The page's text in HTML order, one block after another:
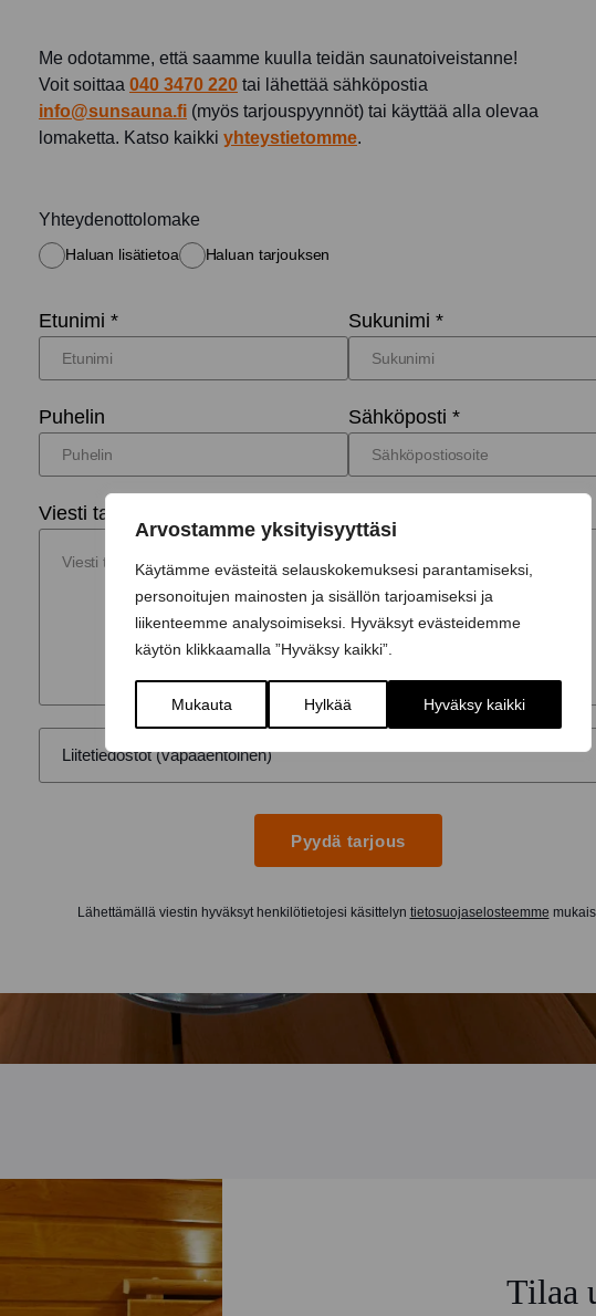
Arvostamme yksityisyyttäsi
Käytämme evästeitä selauskokemuksesi parantamiseksi,
personoitujen mainosten ja sisällön tarjoamiseksi ja
liikenteemme analysoimiseksi. Hyväksyt evästeidemme
käytön klikkaamalla ”Hyväksy kaikki”.
Mukauta Hylkää Hyväksy kaikki
Me odotamme, että saamme kuulla teidän saunatoiveistanne!
Voit soittaa 040 3470 220 tai lähettää sähköpostia
info@sunsauna.fi (myös tarjouspyynnöt) tai käyttää alla olevaa
lomaketta. Katso kaikki yhteystietomme.
Yhteydenottolomake
Haluan lisätietoa Haluan tarjouksen
Etunimi * Sukunimi *
Puhelin Sähköposti *
Viesti tai lisätiedot...
Pyydä tarjous
Lähettämällä viestin hyväksyt henkilötietojesi käsittelyn tietosuojaselosteemme
Tilaa